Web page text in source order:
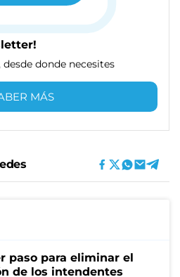
desde donde necesites
MÁS
paso para eliminar el
de los intendentes